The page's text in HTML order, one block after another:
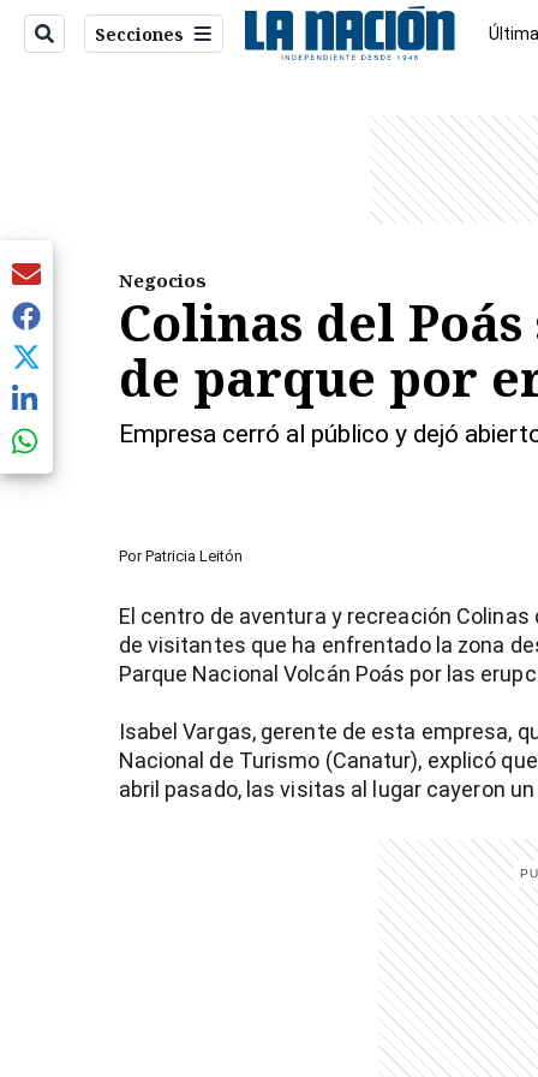
Secciones
Negocios
Colinas del
de parque por
Empresa cerró al público y dejó
Por Patricia Leitón
El centro de aventura y recreación
de visitantes que ha enfrentado la zona
Parque Nacional Volcán Poás por las
Isabel Vargas, gerente de esta empresa,
Nacional de Turismo (Canatur), explicó
abril pasado, las visitas al lugar cayeron